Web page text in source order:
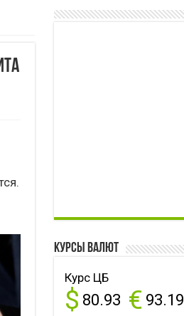
Курсы валют
Курс ЦБ
$ 80.93 € 93.19